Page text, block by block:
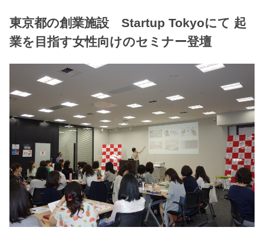
東京都の創業施設 Startup Tokyoにて 起
業を目指す女性向けのセミナー登壇